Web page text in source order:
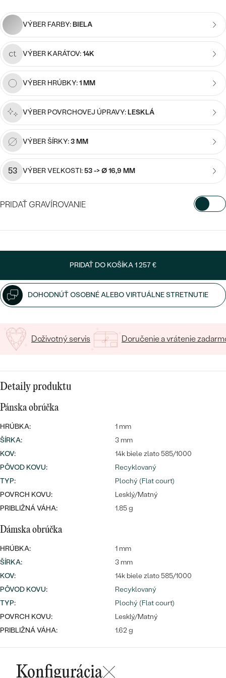
Wave kolekcia
PODĽA TVARU DRAHOKAMU
NA MIERU
DIAMANTY
Bestsellery
náušnice
Personalizované
prívesky
OBJAVIŤ
Najpredávanejšie
prstene
VÝBER FARBY:BIELA
VÝBER KARÁTOV:14K
VÝBER HRÚBKY:1 MM
VÝBER POVRCHOVEJ ÚPRAVY:LESKLÁ
VÝBER ŠÍRKY:3 MM
53 VÝBER VEĽKOSTI:53 -> Ø 16,9 MM
PRIDAŤ GRAVÍROVANIE
PRIDAŤ DO KOŠÍKA1 257 €
DOHODNÚŤ OSOBNÉ ALEBO VIRTUÁLNE STRETNUTIE
Doživotný servis Doručenie a vrátenie
Detaily produktu
Pánska obrúčka
HRÚBKA:
1 mm
ŠÍRKA:
3 mm
KOV:
14k biele zlato 585/1000
PÔVOD KOVU:
Recyklovaný
TYP:
Plochý (Flat court)
POVRCH KOVU:
Lesklý/Matný
PRIBLIŽNÁ VÁHA:
1.85 g
Dámska obrúčka
HRÚBKA:
1 mm
ŠÍRKA:
3 mm
KOV:
14k biele zlato 585/1000
PÔVOD KOVU:
Recyklovaný
TYP:
Plochý (Flat court)
POVRCH KOVU:
Lesklý/Matný
PRIBLIŽNÁ VÁHA:
1.62 g
Konfigurácia